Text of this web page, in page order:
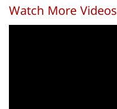
Watch More Videos